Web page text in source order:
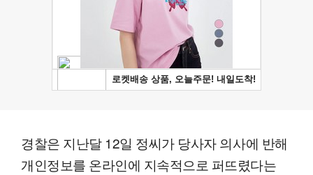
경찰은 지난달 12일 정씨가 당사자 의사에 반해
개인정보를 온라인에 지속적으로 퍼뜨렸다는